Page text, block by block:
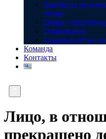
Семейные и
споры
Споры с
Страхование
Трудовые
Команда
Контакты
Лицо, в
прекращено